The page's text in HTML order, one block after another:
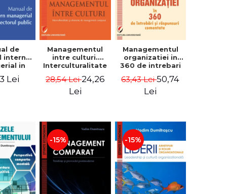
de
intern
in
public -
Lei
Managementul
intre culturi.
Interculturalitate
management
comparat -
28,54 Lei24,26
Lei
Managementul
organizatiei in
360 de intrebari
comentate - Ion
Verboncu
63,43 Lei50,74
Lei
-15% -15%